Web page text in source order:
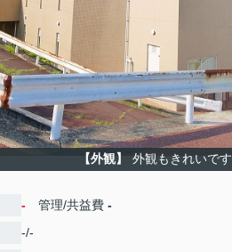
【外観】 外観もきれいです
- 管理/共益費 -
-/-